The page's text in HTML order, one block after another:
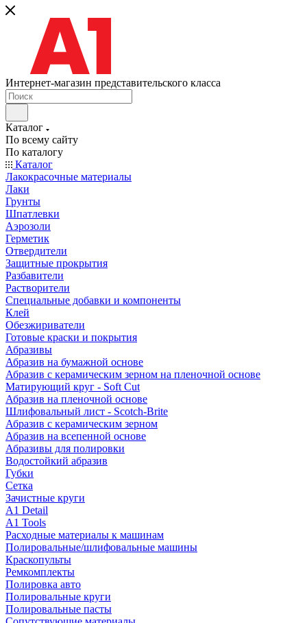
Интернет-магазин представительского класса
Каталог
По всему сайту
По каталогу
Каталог
Лакокрасочные материалы
Лаки
Грунты
Шпатлевки
Аэрозоли
Герметик
Отвердители
Защитные прокрытия
Разбавители
Растворители
Специальные добавки и компоненты
Клей
Обезжириватели
Готовые краски и покрытия
Абразивы
Абразив на бумажной основе
Абразив с керамическим зерном на пленочной основе
Матирующий круг - Soft Cut
Абразив на пленочной основе
Шлифовальный лист - Scotch-Brite
Абразив с керамическим зерном
Абразив на всепенной основе
Абразивы для полировки
Водостойкий абразив
Губки
Сетка
Зачистные круги
A1 Detail
A1 Tools
Расходные материалы к машинам
Полировальные/шлифовальные машины
Краскопульты
Ремкомплекты
Полировка авто
Полировальные круги
Полировальные пасты